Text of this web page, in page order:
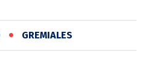
GREMIALES